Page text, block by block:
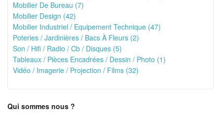
Mobilier De Bureau (7)
Mobilier Design (42)
Mobilier Industriel / Equipement Technique (47)
Poteries / Jardinières / Bacs À Fleurs (2)
Son / Hifi / Radio / Cb / Disques (5)
Tableaux / Pièces Encadrées / Dessin / Photo (1)
Vidéo / Imagerie / Projection / Films (32)
Qui sommes nous ?